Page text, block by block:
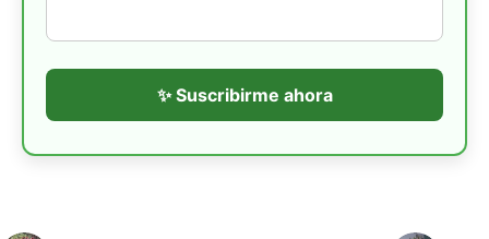
✨ Suscribirme ahora